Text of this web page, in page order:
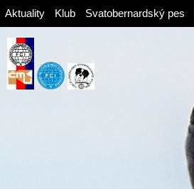
Aktuality Klub Svatobernardský pes